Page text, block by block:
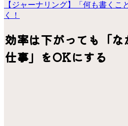
【ジャーナリング】「何も書くこ
く！
効率は下がっても「な
仕事」をOKにする